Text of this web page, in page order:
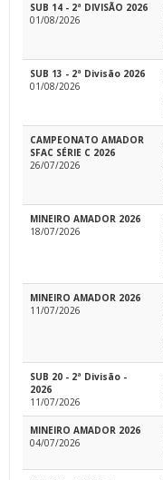
SUB 14 - 2ª DIVISÃO 2026
01/08/2026
SUB 13 - 2ª Divisão 2026
01/08/2026
CAMPEONATO AMADOR
SFAC SÉRIE C 2026
26/07/2026
MINEIRO AMADOR 2026
18/07/2026
MINEIRO AMADOR 2026
11/07/2026
SUB 20 - 2ª Divisão -
2026
11/07/2026
MINEIRO AMADOR 2026
04/07/2026